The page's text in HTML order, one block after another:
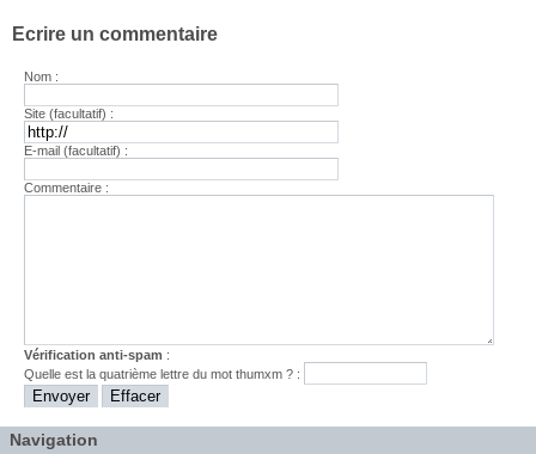
Ecrire un commentaire
Nom :
Site (facultatif) :
E-mail (facultatif) :
Commentaire :
Vérification anti-spam :
Quelle est laquatrième lettre du motthumxm ? :
Navigation